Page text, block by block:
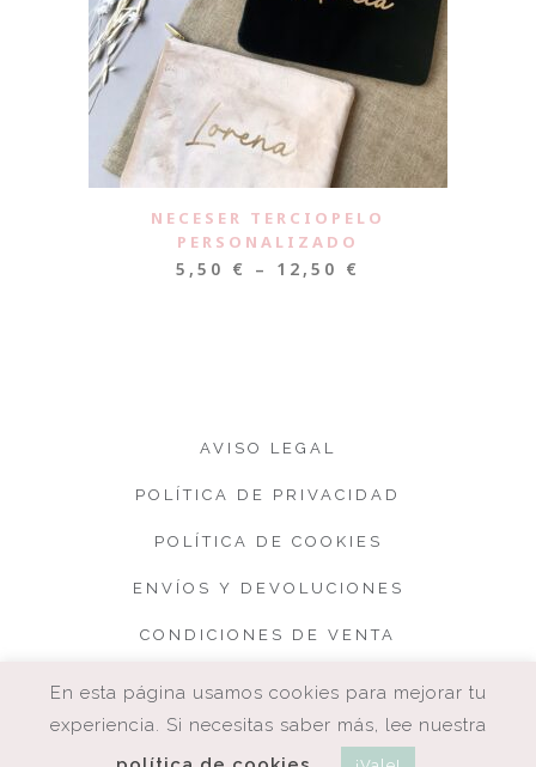
NECESER TERCIOPELO
PERSONALIZADO
5,50 € – 12,50 €
AVISO LEGAL
POLÍTICA DE PRIVACIDAD
POLÍTICA DE COOKIES
ENVÍOS Y DEVOLUCIONES
CONDICIONES DE VENTA
En esta página usamos cookies para mejorar tu
experiencia. Si necesitas saber más, lee nuestra